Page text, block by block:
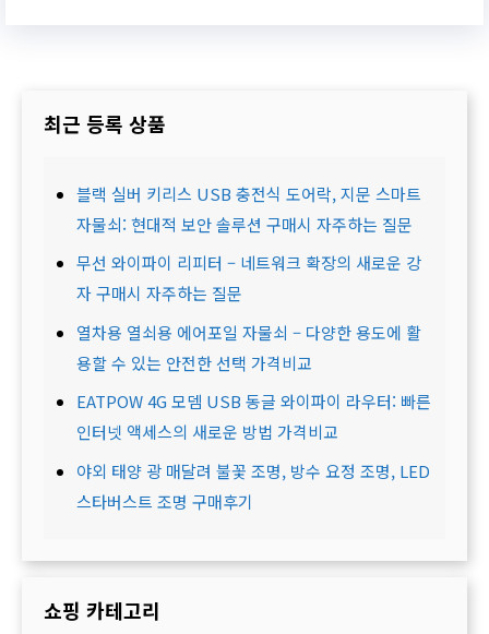
최근 등록 상품
블랙 실버 키리스 USB 충전식 도어락, 지문 스마트
자물쇠: 현대적 보안 솔루션 구매시 자주하는 질문
무선 와이파이 리피터 – 네트워크 확장의 새로운 강
자 구매시 자주하는 질문
열차용 열쇠용 에어포일 자물쇠 – 다양한 용도에 활
용할 수 있는 안전한 선택 가격비교
EATPOW 4G 모뎀 USB 동글 와이파이 라우터: 빠른
인터넷 액세스의 새로운 방법 가격비교
야외 태양 광 매달려 불꽃 조명, 방수 요정 조명, LED
스타버스트 조명 구매후기
쇼핑 카테고리